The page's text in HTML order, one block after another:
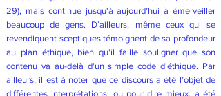
29), mais continue jusqu'à aujourd’hui à émerveiller
beaucoup de gens. D’ailleurs, même ceux qui se
revendiquent sceptiques témoignent de sa profondeur
au plan éthique, bien qu'il faille souligner que son
contenu va au-delà d'un simple code d'éthique. Par
ailleurs, il est à noter que ce discours a été l’objet de
différentes interprétations, ou pour dire mieux, a été